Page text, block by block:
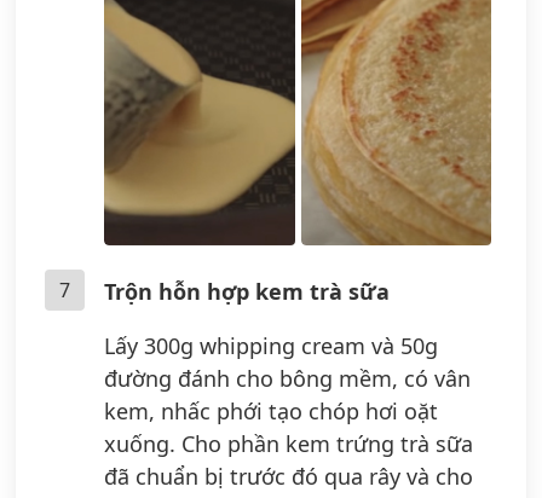
7
Trộn hỗn hợp kem trà sữa
Lấy 300g whipping cream và 50g
đường đánh cho bông mềm, có vân
kem, nhấc phới tạo chóp hơi oặt
xuống. Cho phần kem trứng trà sữa
đã chuẩn bị trước đó qua rây và cho